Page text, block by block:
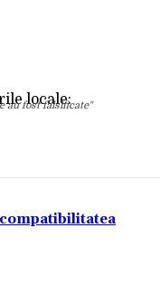
au fost falsificate"